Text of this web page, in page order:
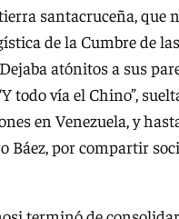
santacruceña, que
de la Cumbre de
atónitos a sus
todo vía el Chino”,
en Venezuela, y
Báez, por compartir